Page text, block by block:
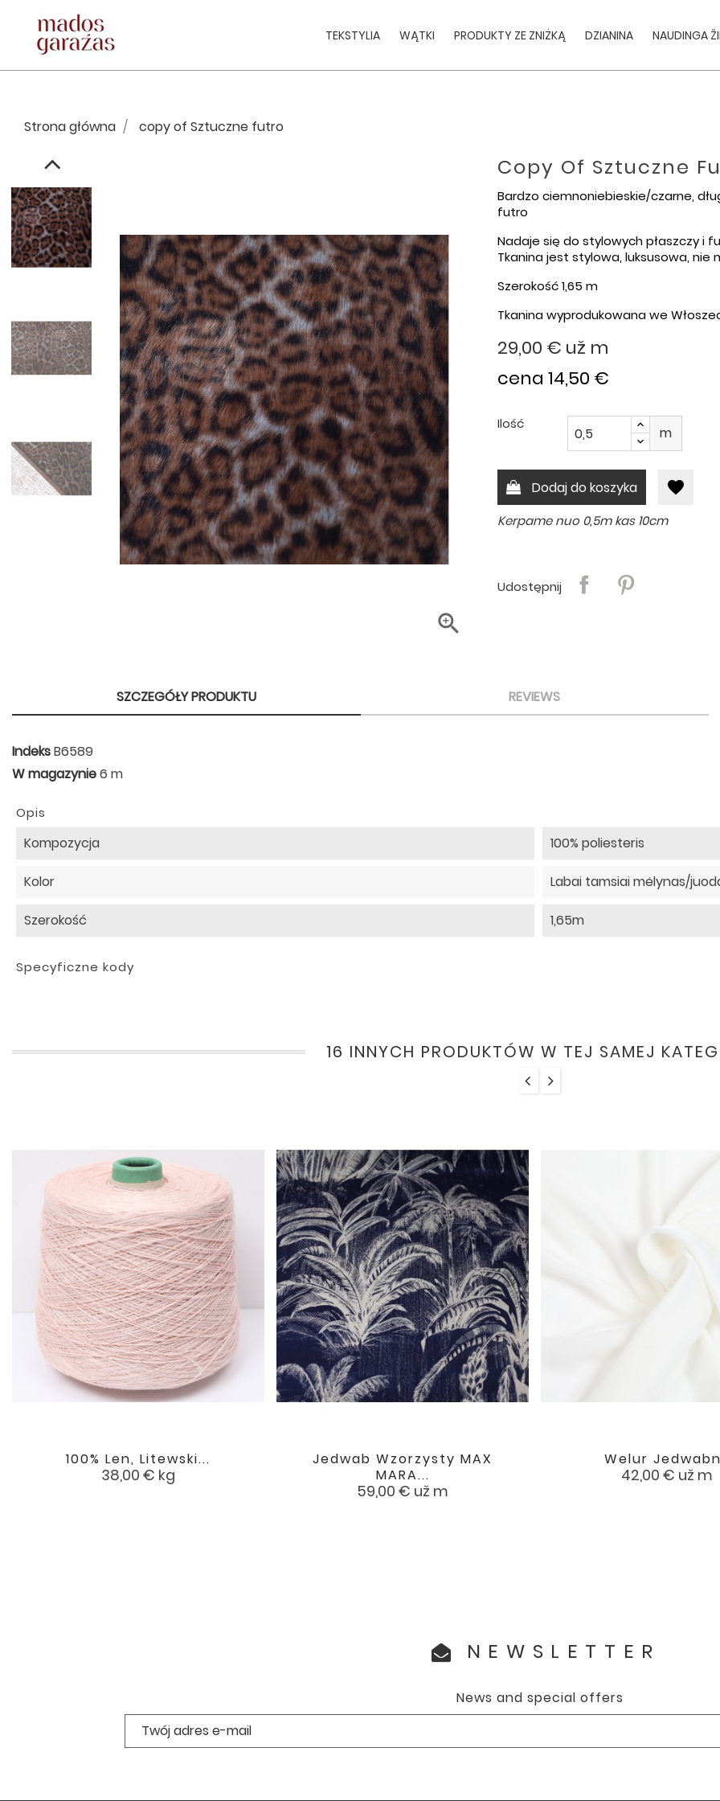
TEKSTYLIA WĄTKI PRODUKTY ZE ZNIŻKĄ DZIANINA NAUDINGA
Strona główna copy of Sztuczne futro

Copy Of Sztuczne
Bardzo ciemnoniebieskie/czarne,
futro
Nadaje się do stylowych płaszczy i
Tkanina jest stylowa, luksusowa,
Szerokość 1,65 m
Tkanina wyprodukowana we
29,00 € už m
cena 14,50 €
Ilość
m
Dodaj do koszyka favorite
Kerpame nuo 0,5m kas 10cm
Udostępnij
SZCZEGÓŁY PRODUKTU REVIEWS
IndeksB6589
W magazynie6 m
Opis
Kompozycja 100% poliesteris
Kolor Labai tamsiai mėlynas/
Szerokość 1,65m
Specyficzne kody
16 INNYCH PRODUKTÓW W TEJ SAMEJ
100% Len, Litewski...
Cena
38,00 € kg

Jedwab Wzorzysty MAX
MARA...
Cena
59,00 € už m
 Welur
Cena
42,00 € už m

NEWSLETTER
News and special offers